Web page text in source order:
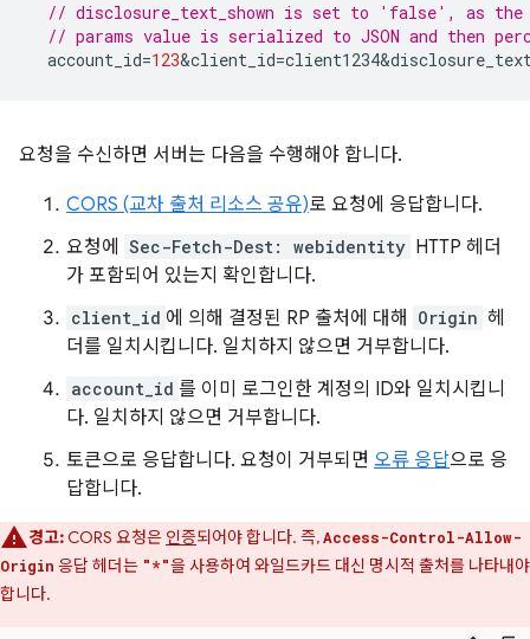
// disclosure_text_shown is set to 'false', as
// params value is serialized to JSON and then
account_id=123&client_id=
요청을 수신하면 서버는 다음을 수행해야 합니다.
CORS (교차 출처 리소스 공유)로 요청에 응답합니다.
요청에
Sec-Fetch-Dest: webidentity HTTP 헤더
가 포함되어 있는지 확인합니다.
client_id 에 의해 결정된 RP 출처에 대해 Origin 헤
더를 일치시킵니다. 일치하지 않으면 거부합니다.
account_id 를 이미 로그인한 계정의 ID와 일치시킵니
다. 일치하지 않으면 거부합니다.
토큰으로 응답합니다. 요청이 거부되면 오류 응답으로 응
답합니다.
경고:CORS 요청은 인증되어야 합니다. 즉,Access-Control-Allow-
Origin 응답 헤더는 "*"을 사용하여 와일드카드 대신 명시적 출처를 나타내야
합니다.